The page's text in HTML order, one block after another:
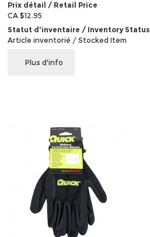
Prix détail / Retail Price
CA $12.95
Statut d'inventaire / Inventory Status
Article inventorié / Stocked Item
Plus d'info